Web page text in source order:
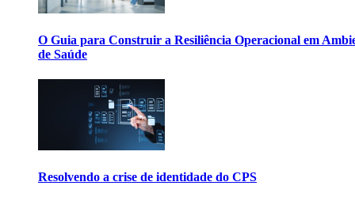
O Guia para Construir a Resiliência Operacional em
de Saúde
Resolvendo a crise de identidade do CPS